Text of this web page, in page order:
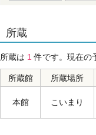
所蔵
所蔵は 1 件です。現在の
所蔵館 所蔵場所
本館 こいまり